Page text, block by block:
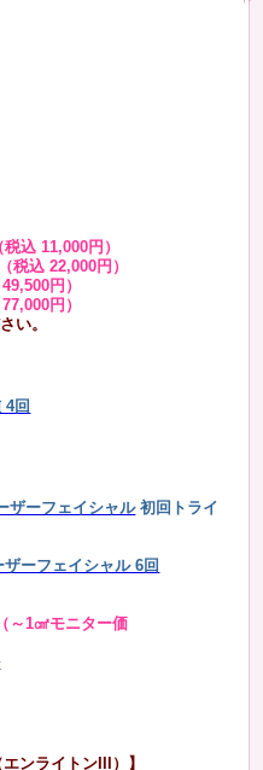
込 11,000円）
税込 22,000円）
円）
円）
い。
4回
ザーフェイシャル 初回トライ
ーフェイシャル 6回
～1㎠モニター価
ンライトンIII）】